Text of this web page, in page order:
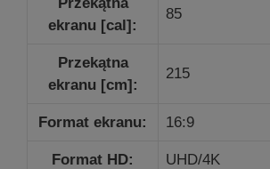
ekranu [cal]:
85
Przekątna
ekranu [cm]:
215
Format ekranu: 16:9
Format HD: UHD/4K